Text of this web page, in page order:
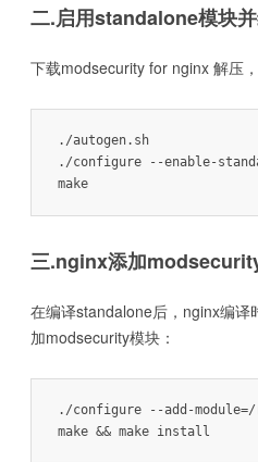
二.启用standalone模块
下载modsecurity for nginx 解压
./autogen.sh
./configure --enable-
三.nginx添加
在编译standalone后，nginx编
加modsecurity模块：
./configure --add-